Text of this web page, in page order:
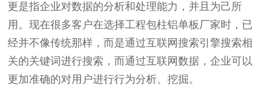
更是指企业对数据的分析和处理能力，并且为己所
用。现在很多客户在选择工程包柱铝单板厂家时，已
经并不像传统那样，而是通过互联网搜索引擎搜索相
关的关键词进行搜索，而通过互联网数据，企业可以
更加准确的对用户进行行为分析、挖掘。